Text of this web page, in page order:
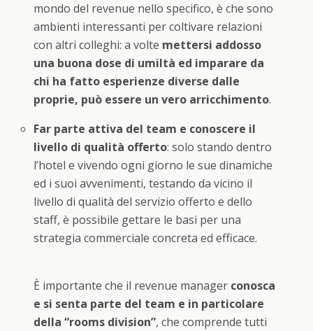
mondo del revenue nello specifico, è che sono
ambienti interessanti per coltivare relazioni
con altri colleghi: a volte mettersi addosso
una buona dose di umiltà ed imparare da
chi ha fatto esperienze diverse dalle
proprie, può essere un vero arricchimento.
Far parte attiva del team e conoscere il
livello di qualità offerto: solo stando dentro
l’hotel e vivendo ogni giorno le sue dinamiche
ed i suoi avvenimenti, testando da vicino il
livello di qualità del servizio offerto e dello
staff, è possibile gettare le basi per una
strategia commerciale concreta ed efficace.
È importante che il revenue manager conosca
e si senta parte del team e in particolare
della “rooms division”, che comprende tutti